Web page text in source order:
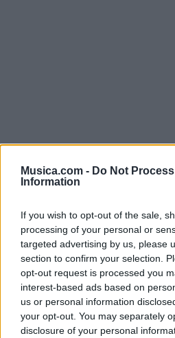
Musica.com - Do Not
Information
If you wish to opt-out of the sale,
processing of your personal or
targeted advertising by us, please
section to confirm your selection.
opt-out request is processed you
interest-based ads based on
us or personal information
your opt-out. You may separately
disclosure of your personal
Money,
Money,
Cash
Money,
Money,
Cash